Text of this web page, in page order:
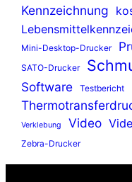
Kennzeichnung
Mini-Desktop-Drucker
SATO-Drucker
Software Testbericht
Verklebung Video
Zebra-Drucker